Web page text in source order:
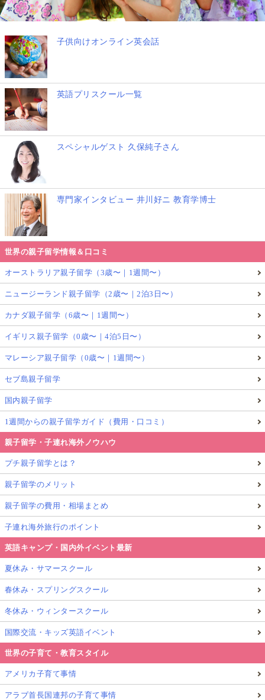
子供向けオンライン英会話
英語プリスクール一覧
スペシャルゲスト 久保純子さん
専門家インタビュー 井川好ニ 教育学博士
世界の親子留学情報＆口コミ
オーストラリア親子留学（3歳〜｜1週間〜）
ニュージーランド親子留学（2歳〜｜2泊3日〜）
カナダ親子留学（6歳〜｜1週間〜）
イギリス親子留学（0歳〜｜4泊5日〜）
マレーシア親子留学（0歳〜｜1週間〜）
セブ島親子留学
国内親子留学
1週間からの親子留学ガイド（費用・口コミ）
親子留学・子連れ海外ノウハウ
プチ親子留学とは？
親子留学のメリット
親子留学の費用・相場まとめ
子連れ海外旅行のポイント
英語キャンプ・国内外イベント最新
夏休み・サマースクール
春休み・スプリングスクール
冬休み・ウィンタースクール
国際交流・キッズ英語イベント
世界の子育て・教育スタイル
アメリカ子育て事情
アラブ首長国連邦の子育て事情